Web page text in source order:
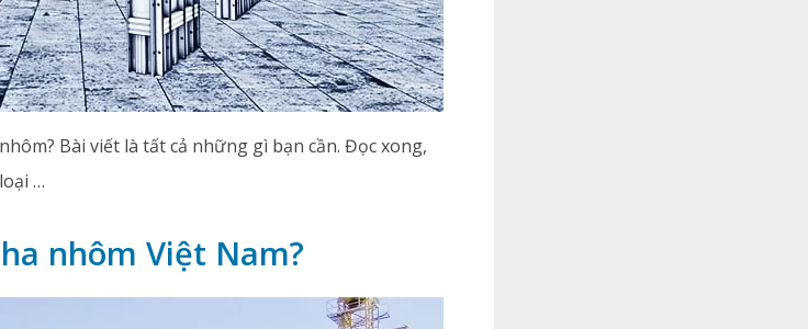
Bài viết là tất cả những gì bạn cần. Đọc xong,
…
nhôm Việt Nam?